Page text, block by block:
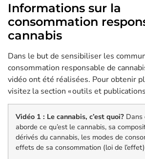
Informations sur la
consommation
cannabis
Dans le butde sensibiliser les
consommation responsable de
vidéoont été réalisées. Pourobtenir
visitez la section «outils et publications
Vidéo 1 : Le cannabis, c’est quoi? Dans
aborde ce qu’est le cannabis, sa
dérivés du cannabis, les modes de
effets de sa consommation (loi de